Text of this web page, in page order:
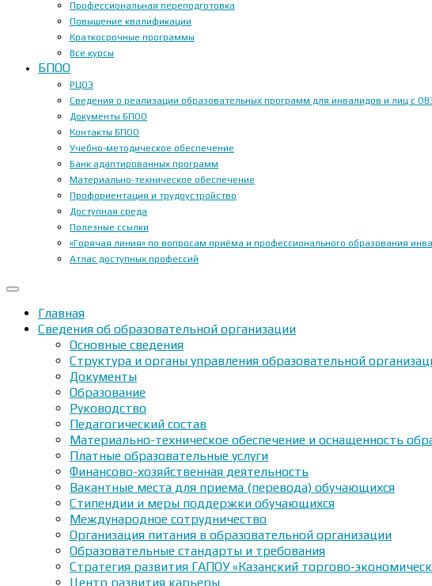
Профессиональная переподготовка
Повышение квалификации
Краткосрочные программы
Все курсы
БПОО
РЦОЭ
Сведения о реализации образовательных программ для инвалидов и лиц с
Документы БПОО
Контакты БПОО
Учебно-методическое обеспечение
Банк адаптированных программ
Материально-техническое обеспечение
Профориентация и трудоустройство
Доступная среда
Полезные ссылки
«Горячая линия» по вопросам приёма и профессионального образования
Атлас доступных профессий
Главная
Сведения об образовательной организации
Основные сведения
Структура и органы управления образовательной
Документы
Образование
Руководство
Педагогический состав
Материально-техническое обеспечение и оснащенность
Платные образовательные услуги
Финансово-хозяйственная деятельность
Вакантные места для приема (перевода) обучающихся
Стипендии и меры поддержки обучающихся
Международное сотрудничество
Организация питания в образовательной организации
Образовательные стандарты и требования
Стратегия развития ГАПОУ «Казанский торгово-
Центр развития карьеры